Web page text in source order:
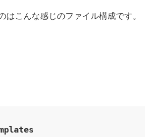
はこんな感じのファイル構成です。